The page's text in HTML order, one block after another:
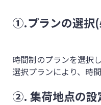
①.プランの選択
時間制のプランを選択
選択プランにより、時
②. 集荷地点の設